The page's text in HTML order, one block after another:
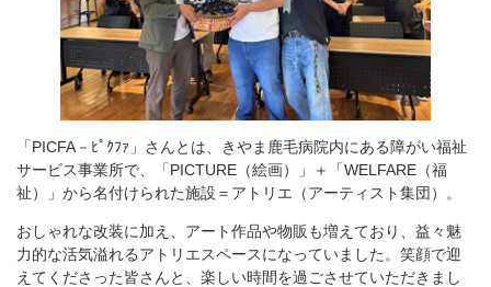
「PICFA－ﾋﾟｸﾌｧ」さんとは、きやま鹿毛病院内にある障がい福祉
サービス事業所で、「PICTURE（絵画）」＋「WELFARE（福
祉）」から名付けられた施設＝アトリエ（アーティスト集団）。
おしゃれな改装に加え、アート作品や物販も増えており、益々魅
力的な活気溢れるアトリエスペースになっていました。笑顔で迎
えてくださった皆さんと、楽しい時間を過ごさせていただきまし